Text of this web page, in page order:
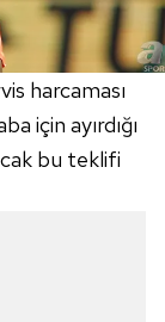
harcaması
için ayırdığı
bu teklifi